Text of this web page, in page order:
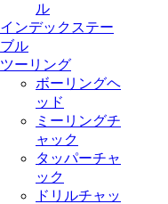
ル
インデックステー
ブル
ツーリング
ボーリングヘ
ッド
ミーリングチ
ャック
タッパーチャ
ック
ドリルチャッ